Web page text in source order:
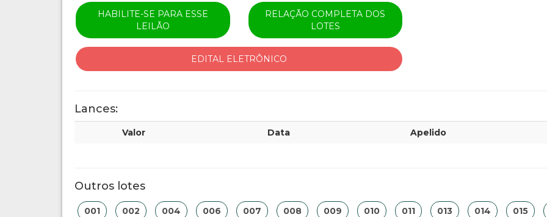
HABILITE-SE PARA ESSE
LEILÃO
RELAÇÃO COMPLETA DOS
LOTES
EDITAL ELETRÔNICO
Lances:
Valor Data Apelido
Outros lotes
001 002 004 006 007 008 009 010 011 013 014 015